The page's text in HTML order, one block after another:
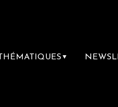
THÉMATIQUES ▼